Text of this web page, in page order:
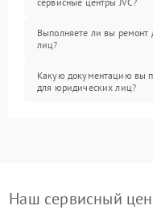
Выполняете ли вы ремонт
лиц?
Какую документацию вы
для юридических лиц?
Наш сервисный